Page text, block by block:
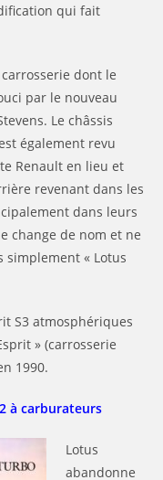
qui fait
dont le
par le nouveau
Le châssis
également revu
Renault en lieu et
revenant dans les
dans leurs
change de nom et ne
simplement « Lotus
S3 atmosphériques
» (carrosserie
1990.
à carburateurs
Lotus
abandonne